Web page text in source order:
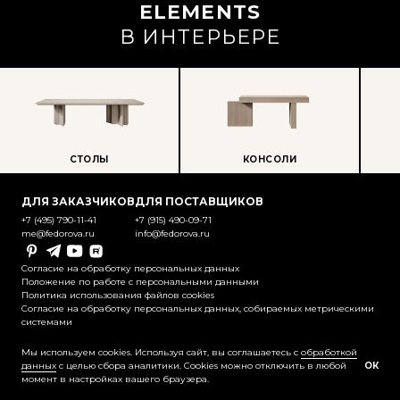
ELEMENTS
В ИНТЕРЬЕРЕ
СТОЛЫ КОНСОЛИ
ДЛЯ ЗАКАЗЧИКОВ
+7 (495) 790-11-41
me@fedorova.ru
ДЛЯ ПОСТАВЩИКОВ
+7 (915) 490-09-71
info@fedorova.ru
PinterestTelegramYouTubeRutube
Согласие на обработку персональных данных
Положение по работе с персональными данными
Политика использования файлов cookies
Согласие на обработку персональных данных, собираемых метрическими
системами
законодательством об авторском праве
Мы используем cookies. Используя сайт, вы соглашаетесь с обработкой
данных с целью сбора аналитики. Cookies можно отключить в любой
момент в настройках вашего браузера.
ОК